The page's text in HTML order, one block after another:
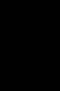
effecten en GMI's
moment van
Naast de
maatschappij en
kan de VB data
website van